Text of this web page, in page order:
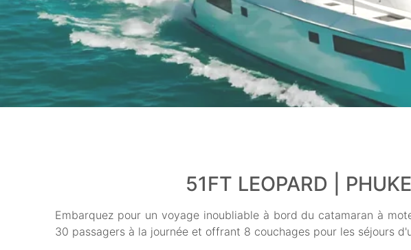
51FT LEOPARD |
Embarquez pour un voyage inoubliable à bord du catamaran à
30 passagers à la journée et offrant 8 couchages pour les séjours